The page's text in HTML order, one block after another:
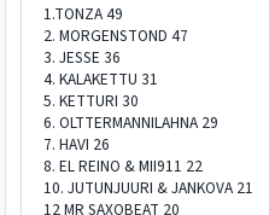
1.TONZA 49
2. MORGENSTOND 47
3. JESSE 36
4. KALAKETTU 31
5. KETTURI 30
6. OLTTERMANNILAHNA 29
7. HAVI 26
8. EL REINO & MII911 22
10. JUTUNJUURI & JANKOVA 21
12 MR SAXOBEAT 20